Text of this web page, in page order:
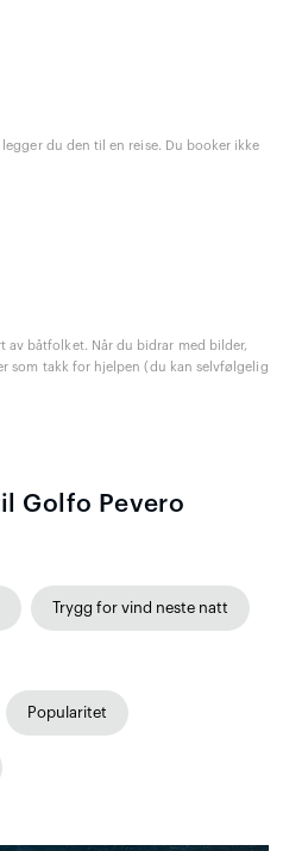
legger du den til en reise. Du booker ikke
av båtfolket. Når du bidrar med bilder,
som takk for hjelpen (du kan selvfølgelig
Golfo Pevero
Trygg for vind neste natt
Popularitet